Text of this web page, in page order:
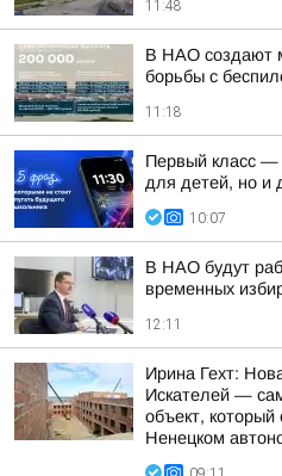
11:48
В НАО создают
борьбы с
11:18
Первый класс —
для детей, но и
10:07
В НАО будут
временных
12:11
Ирина Гехт:
Искателей —
объект, который
Ненецком